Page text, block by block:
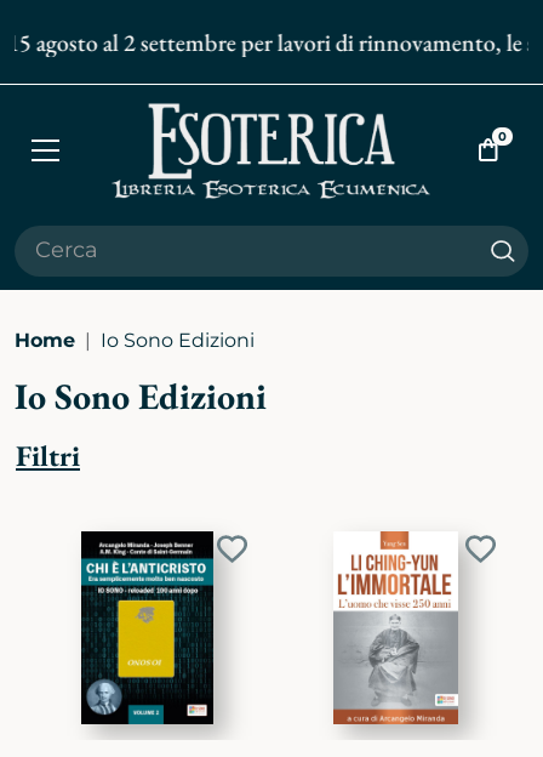
agosto al 2 settembre per lavori di rinnovamento,
Apri
Vai
0
Home Io Sono Edizioni
Io Sono Edizioni
Filtri
Aggiungi